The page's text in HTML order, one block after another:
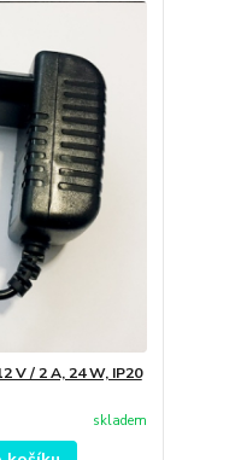
V / 2 A, 24 W, IP20
skladem